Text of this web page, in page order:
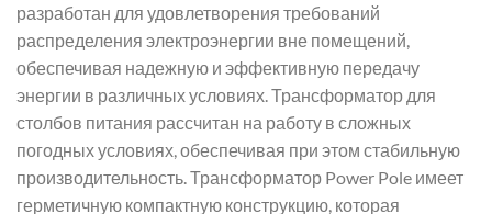
разработан для удовлетворения требований
распределения электроэнергии вне помещений,
обеспечивая надежную и эффективную передачу
энергии в различных условиях. Трансформатор для
столбов питания рассчитан на работу в сложных
погодных условиях, обеспечивая при этом стабильную
производительность. Трансформатор Power Pole имеет
герметичную компактную конструкцию, которая